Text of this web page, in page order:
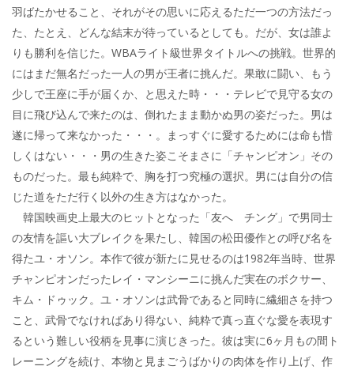
羽ばたかせること、それがその思いに応えるただ一つの方法だっ
た、たとえ、どんな結末が待っているとしても。だが、女は誰よ
りも勝利を信じた。WBAライト級世界タイトルへの挑戦。世界的
にはまだ無名だった一人の男が王者に挑んだ。果敢に闘い、もう
少しで王座に手が届くか、と思えた時・・・テレビで見守る女の
目に飛び込んで来たのは、倒れたまま動かぬ男の姿だった。男は
遂に帰って来なかった・・・。まっすぐに愛するためには命も惜
しくはない・・・男の生きた姿こそまさに「チャンピオン」その
ものだった。最も純粋で、胸を打つ究極の選択。男には自分の信
じた道をただ行く以外の生き方はなかった。
韓国映画史上最大のヒットとなった「友へ チング」で男同士
の友情を謳い大ブレイクを果たし、韓国の松田優作との呼び名を
得たユ・オソン。本作で彼が新たに見せるのは1982年当時、世界
チャンピオンだったレイ・マンシーニに挑んだ実在のボクサー、
キム・ドゥック。ユ・オソンは武骨であると同時に繊細さを持つ
こと、武骨でなければあり得ない、純粋で真っ直ぐな愛を表現す
るという難しい役柄を見事に演じきった。彼は実に6ヶ月もの間ト
レーニングを続け、本物と見まごうばかりの肉体を作り上げ、作